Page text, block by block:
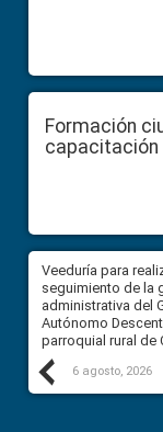
Formación
capacitación
Veeduría para
seguimiento de la
administrativa del
Autónomo
parroquial rural de
6 agosto, 2026